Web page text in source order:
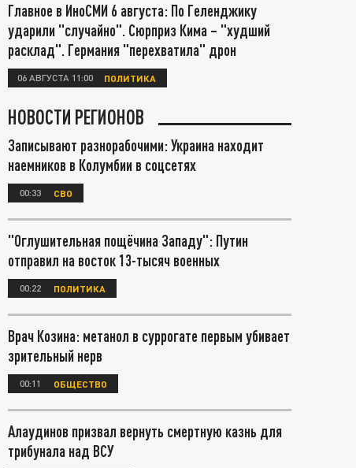
Главное в ИноСМИ 6 августа: По Геленджику
ударили "случайно". Сюрприз Кима – "худший
расклад". Германия "перехватила" дрон
06 АВГУСТА 11:00 ПОЛИТИКА
НОВОСТИ РЕГИОНОВ
Записывают разнорабочими: Украина находит
наемников в Колумбии в соцсетях
00:33 СВО
"Оглушительная пощёчина Западу": Путин
отправил на восток 13-тысяч военных
00:22 ПОЛИТИКА
Врач Козина: метанол в суррогате первым убивает
зрительный нерв
00:11 ОБЩЕСТВО
Алаудинов призвал вернуть смертную казнь для
трибунала над ВСУ